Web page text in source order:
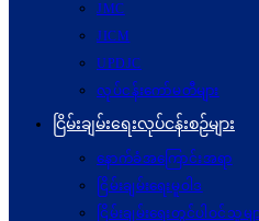
JMC
JICM
UPDJC
လုပ်ငန်းကော်မတီများ
ငြိမ်းချမ်းရေးလုပ်ငန်းစဉ်များ
နောက်ခံအကြောင်းအရာ
ငြိမ်းချမ်းရေးမူဝါဒ
ငြိမ်းချမ်းရေးတွင်ပါဝင်သူမ